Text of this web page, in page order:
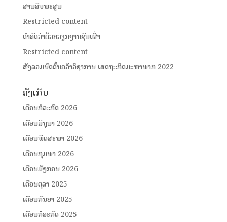
ສານລຶບພະສູນ
Restricted content
ດໍາລັດວ່າດ້ວຍວຽກງານຊົນເຜົ່າ
Restricted content
ສັງລວມບົດຄົ້ນຄວ້າວິຊາການ ເສດຖະກິດມະຫາພາກ 2022
ຄັງເກັບ
ເດືອນກໍລະກົດ 2026
ເດືອນມິຖຸນາ 2026
ເດືອນພຶດສະພາ 2026
ເດືອນກຸມພາ 2026
ເດືອນມັງກອນ 2026
ເດືອນຕຸລາ 2025
ເດືອນກັນຍາ 2025
ເດືອນກໍລະກົດ 2025